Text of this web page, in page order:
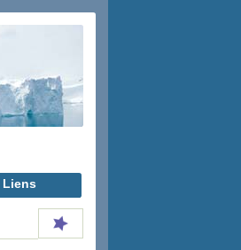
Liens